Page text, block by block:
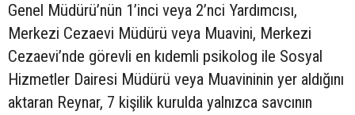
Genel Müdürü’nün 1’inci veya 2’nci Yardımcısı,
Merkezi Cezaevi Müdürü veya Muavini, Merkezi
Cezaevi’nde görevli en kıdemli psikolog ile Sosyal
Hizmetler Dairesi Müdürü veya Muavininin yer aldığını
aktaran Reynar, 7 kişilik kurulda yalnızca savcının